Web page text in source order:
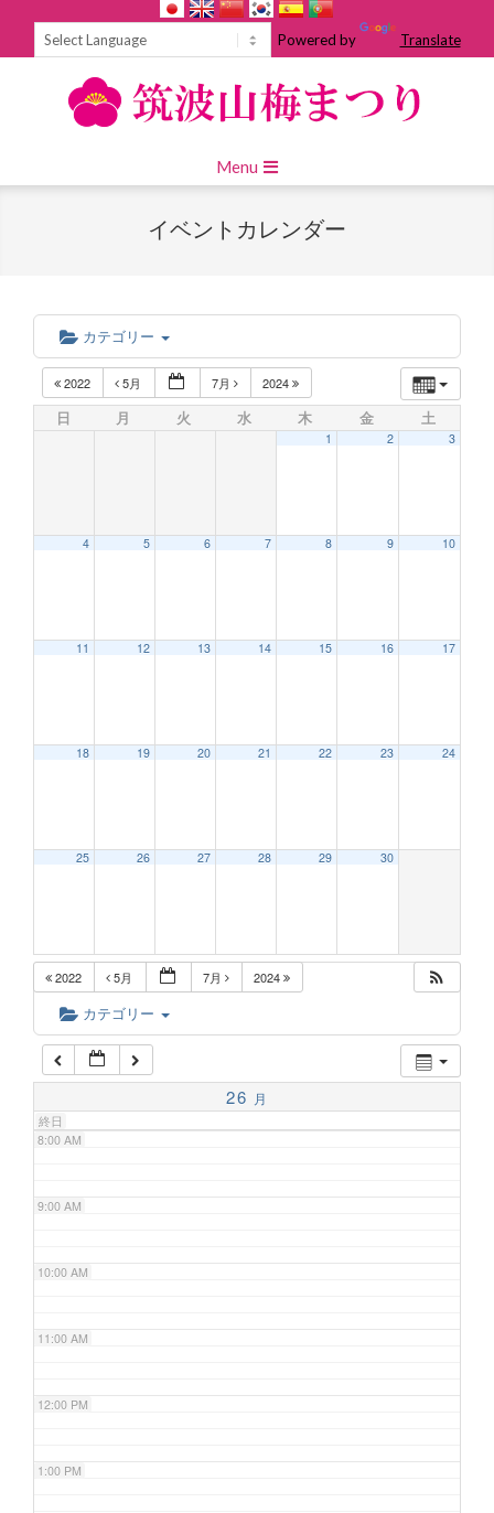
Powered by Translate
Navigation
Menu
イベントカレンダー
カテゴリー
2022 5月 7月 2024
日 月 火 水 木 金 土
1 2 3
4 5 6 7 8 9 10
11 12 13 14 15 16 17
18 19 20 21 22 23 24
25 26 27 28 29 30
2022 5月 7月 2024
カテゴリー
26 月
終日
2:00 AM
6:00 AM
7:00 AM
8:00 AM
9:00 AM
10:00 AM
11:00 AM
12:00 PM
1:00 PM